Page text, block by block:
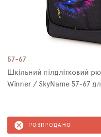
57-67
Шкільний пілдлітковий
Winner / SkyNamе 57-67
РОЗПРОДАНО